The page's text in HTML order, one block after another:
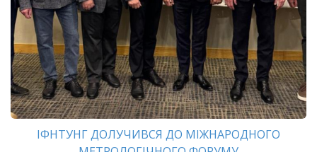
ІФНТУНГ ДОЛУЧИВСЯ ДО МІЖНАРОДНОГО